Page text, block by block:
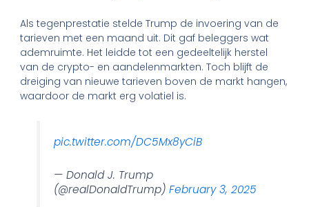
Als tegenprestatie stelde Trump de invoering van de
tarieven met een maand uit. Dit gaf beleggers wat
ademruimte. Het leidde tot een gedeeltelijk herstel
van de crypto- en aandelenmarkten. Toch blijft de
dreiging van nieuwe tarieven boven de markt hangen,
waardoor de markt erg volatiel is.
pic.twitter.com/DC5Mx8yCiB
— Donald J. Trump
(@realDonaldTrump) February 3, 2025